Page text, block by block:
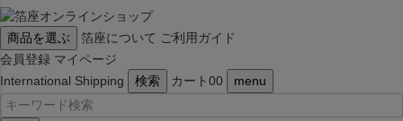
商品を選ぶ 箔座について ご利用ガイド
会員登録 マイページ
International Shipping
検索 カート00 menu